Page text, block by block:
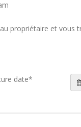
propriétaire et vous
date*